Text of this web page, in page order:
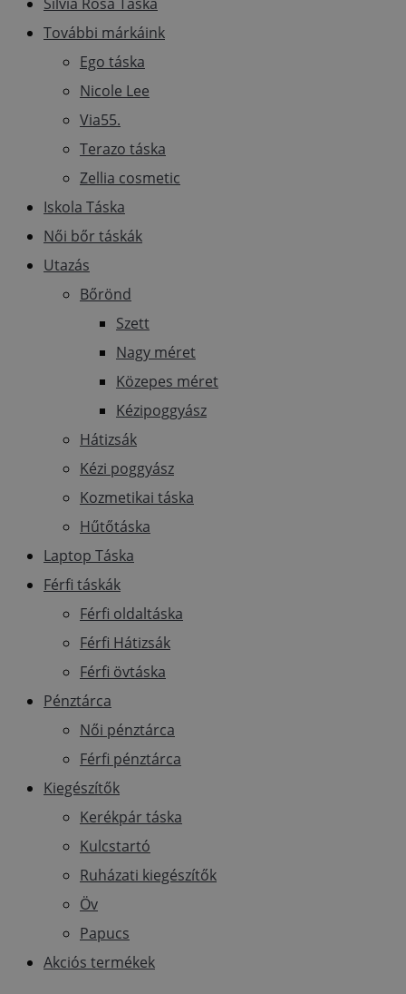
További márkáink
Ego táska
Nicole Lee
Via55.
Terazo táska
Zellia cosmetic
Iskola Táska
Női bőr táskák
Utazás
Bőrönd
Szett
Nagy méret
Közepes méret
Kézipoggyász
Hátizsák
Kézi poggyász
Kozmetikai táska
Hűtőtáska
Laptop Táska
Férfi táskák
Férfi oldaltáska
Férfi Hátizsák
Férfi övtáska
Pénztárca
Női pénztárca
Férfi pénztárca
Kiegészítők
Kerékpár táska
Kulcstartó
Ruházati kiegészítők
Öv
Papucs
Akciós termékek